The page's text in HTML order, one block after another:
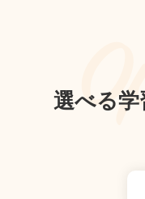
選べる